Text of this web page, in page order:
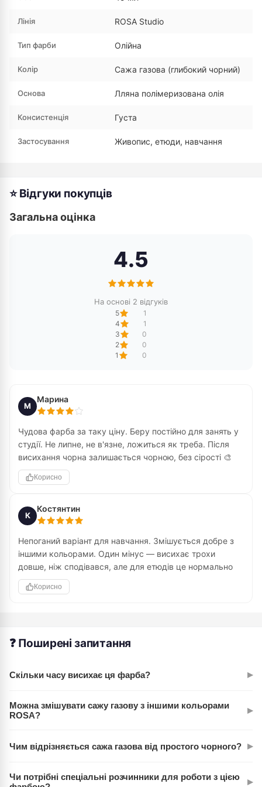
Лінія ROSA Studio
Тип фарби Олійна
Колір Сажа газова (глибокий чорний)
Основа Лляна полімеризована олія
Консистенція Густа
Застосування Живопис, етюди, навчання
⭐ Відгуки покупців
Загальна оцінка
4.5
На основі 2 відгуків
5
1
4
1
3
0
2
0
1
0
М
Марина
Чудова фарба за таку ціну. Беру постійно для занять у
студії. Не липне, не в'язне, ложиться як треба. Після
висихання чорна залишається чорною, без сірості 🎨
Корисно
К
Костянтин
Непоганий варіант для навчання. Змішується добре з
іншими кольорами. Один мінус — висихає трохи
довше, ніж сподівався, але для етюдів це нормально
Корисно
❓ Поширені запитання
Скільки часу висихає ця фарба? ▸
висихає за 2-3 дні, товстий може потребувати тижня. На
Можна змішувати сажу газову з іншими кольорами
ROSA?
▸
змішування. Сажа газова чудово дає відтінки сірого,
Чим відрізняється сажа газова від простого чорного? ▸
отримана із сажі. Вона має більший коефіцієнт змішування
Чи потрібні спеціальні розчинники для роботи з цією
▸